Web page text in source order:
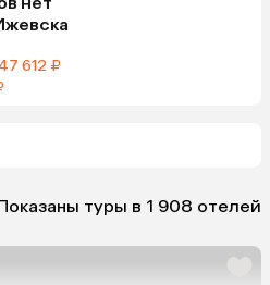
612 ₽
туры в 1 908 отелей